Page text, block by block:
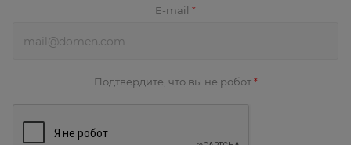
E-mail *
Подтвердите, что вы не робот *